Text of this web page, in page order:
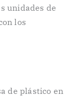
unidades de
los
de plástico en